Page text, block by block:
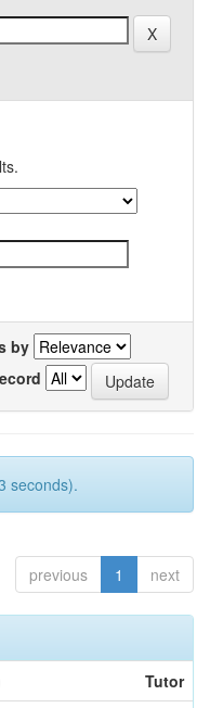
by
seconds).
previous 1 next
Tutor